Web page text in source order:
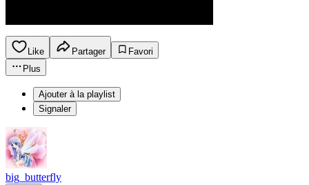
Like Partager
Favori
Plus
Ajouter à la playlist
Signaler
big_butterfly